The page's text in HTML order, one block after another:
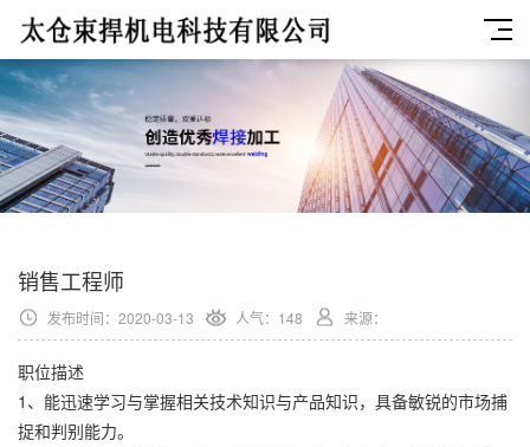
销售工程师
发布时间：2020-03-13 人气： 148 来源：
职位描述
1、能迅速学习与掌握相关技术知识与产品知识，具备敏锐的市场捕
捉和判别能力。